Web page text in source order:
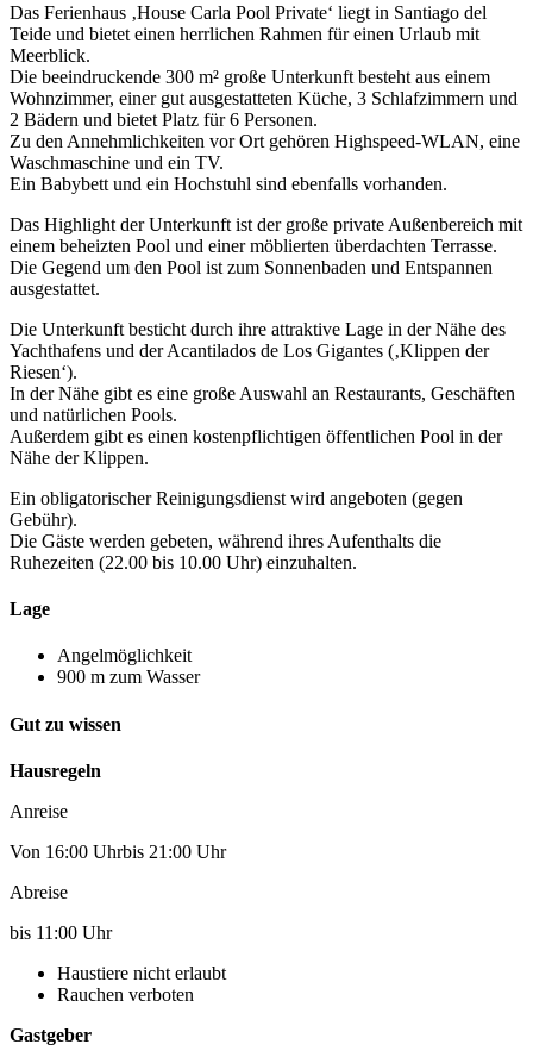
Das Ferienhaus ‚House Carla Pool Private‘ liegt in Santiago del
Teide und bietet einen herrlichen Rahmen für einen Urlaub mit
Meerblick.
Die beeindruckende 300 m² große Unterkunft besteht aus einem
Wohnzimmer, einer gut ausgestatteten Küche, 3 Schlafzimmern und
2 Bädern und bietet Platz für 6 Personen.
Zu den Annehmlichkeiten vor Ort gehören Highspeed-WLAN, eine
Waschmaschine und ein TV.
Ein Babybett und ein Hochstuhl sind ebenfalls vorhanden.
Das Highlight der Unterkunft ist der große private Außenbereich mit
einem beheizten Pool und einer möblierten überdachten Terrasse.
Die Gegend um den Pool ist zum Sonnenbaden und Entspannen
ausgestattet.
Die Unterkunft besticht durch ihre attraktive Lage in der Nähe des
Yachthafens und der Acantilados de Los Gigantes (‚Klippen der
Riesen‘).
In der Nähe gibt es eine große Auswahl an Restaurants, Geschäften
und natürlichen Pools.
Außerdem gibt es einen kostenpflichtigen öffentlichen Pool in der
Nähe der Klippen.
Ein obligatorischer Reinigungsdienst wird angeboten (gegen
Gebühr).
Die Gäste werden gebeten, während ihres Aufenthalts die
Ruhezeiten (22.00 bis 10.00 Uhr) einzuhalten.
Lage
Angelmöglichkeit
900 m zum Wasser
Gut zu wissen
Hausregeln
Anreise
Von 16:00 Uhrbis 21:00 Uhr
Abreise
bis 11:00 Uhr
Haustiere nicht erlaubt
Rauchen verboten
Gastgeber